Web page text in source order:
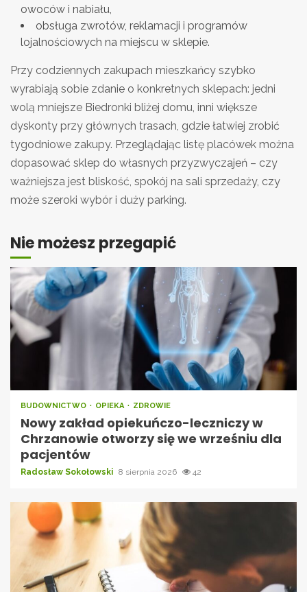
owoców i nabiału,
obsługa zwrotów, reklamacji i programów
lojalnościowych na miejscu w sklepie.
Przy codziennych zakupach mieszkańcy szybko
wyrabiają sobie zdanie o konkretnych sklepach: jedni
wolą mniejsze Biedronki bliżej domu, inni większe
dyskonty przy głównych trasach, gdzie łatwiej zrobić
tygodniowe zakupy. Przeglądając listę placówek można
dopasować sklep do własnych przyzwyczajeń – czy
ważniejsza jest bliskość, spokój na sali sprzedaży, czy
może szeroki wybór i duży parking.
Nie możesz przegapić
BUDOWNICTWO OPIEKA ZDROWIE
Nowy zakład opiekuńczo-leczniczy w
Chrzanowie otworzy się we wrześniu dla
pacjentów
Radosław Sokołowski 8 sierpnia 2026 42